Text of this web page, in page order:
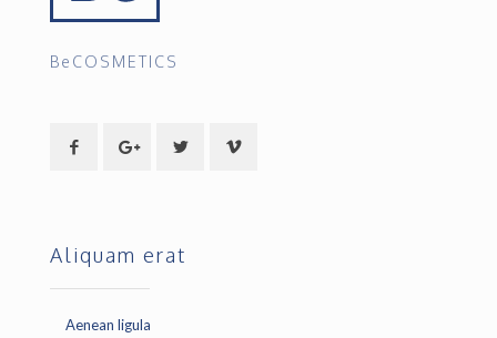
BeCOSMETICS
Aliquam erat
Aenean ligula